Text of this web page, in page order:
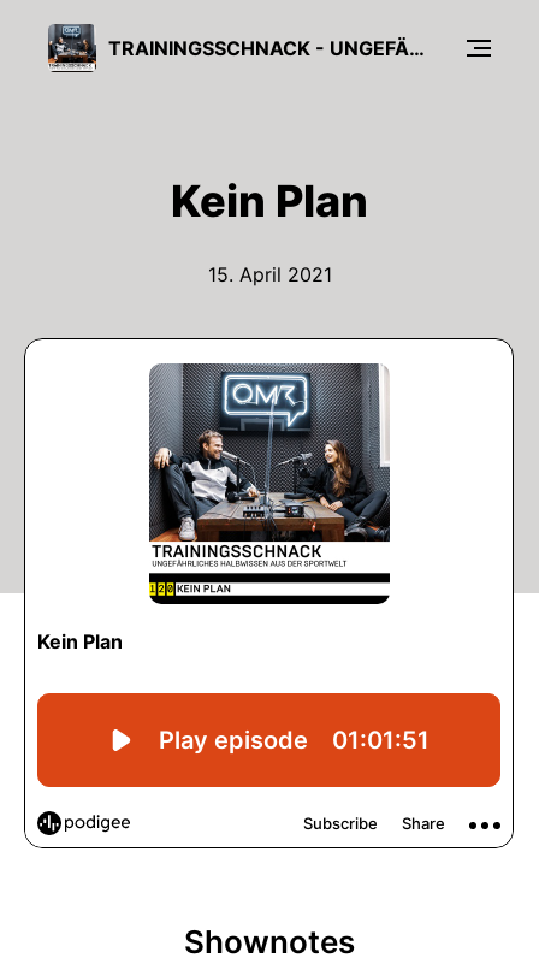
TRAININGSSCHNACK - UNGEFÄHRLICHES HALBWISSEN AUS DER SPORTWELT
Kein Plan
15. April 2021
Shownotes